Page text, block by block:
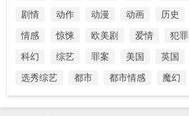
剧情
动作 动漫 动画 历史
情感
惊悚 欧美剧 爱情 犯罪
科幻
综艺 罪案 美国 英国
选秀综艺
都市 都市情感 魔幻